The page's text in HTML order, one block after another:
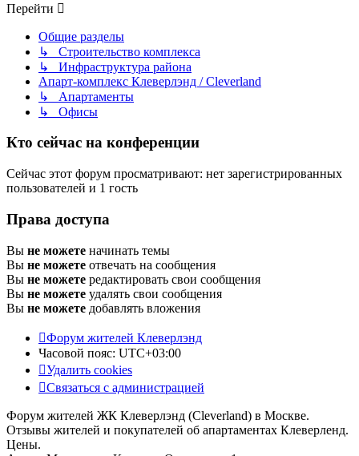
Перейти
Общие разделы
↳ Строительство комплекса
↳ Инфраструктура района
Апарт-комплекс Клеверлэнд / Cleverland
↳ Апартаменты
↳ Офисы
Кто сейчас на конференции
Сейчас этот форум просматривают: нет зарегистрированных
пользователей и 1 гость
Права доступа
Вы не можете начинать темы
Вы не можете отвечать на сообщения
Вы не можете редактировать свои сообщения
Вы не можете удалять свои сообщения
Вы не можете добавлять вложения
Форум жителей Клеверлэнд
Часовой пояс: UTC+03:00
Удалить cookies
Связаться с администрацией
Форум жителей ЖК Клеверлэнд (Cleverland) в Москве.
Отзывы жителей и покупателей об апартаментах Клеверленд.
Цены.